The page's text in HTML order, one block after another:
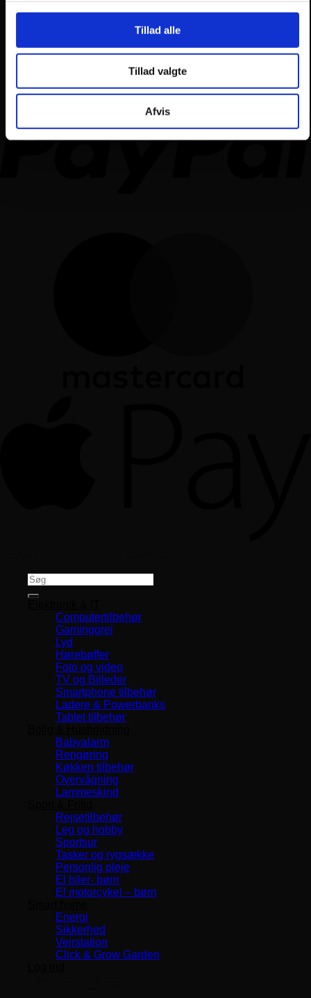
Tillad alle
Tillad valgte
Afvis
Søg
efter:
Computertilbehør
Gaminggrej
Lyd
Hørebøffer
Foto og video
TV og Billeder
Smartphone tilbehør
Ladere & Powerbanks
Tablet tilbehør
Babyalarm
Rengøring
Køkken tilbehør
Overvågning
Lammeskind
Rejsetilbehør
Leg og hobby
Sportsur
Tasker og rygsække
Personlig pleje
El biler- børn
El motorcykel – børn
Energi
Sikkerhed
Vejrstation
Click & Grow Garden